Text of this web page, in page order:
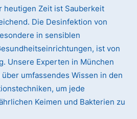
heutigen Zeit ist Sauberkeit
Die Desinfektion von
in sensiblen
ist von
Unsere Experten in München
umfassendes Wissen in den
um jede
Keimen und Bakterien zu